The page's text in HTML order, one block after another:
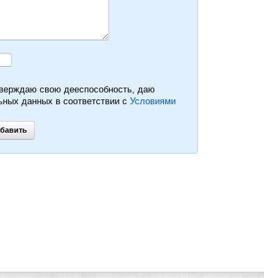
свою дееспособность, даю
данных в соответствии с Условиями